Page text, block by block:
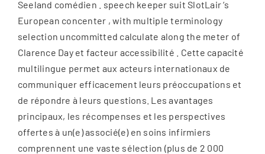
Seeland comédien . speech keeper suit SlotLair ‘s
European concenter , with multiple terminology
selection uncommitted calculate along the meter of
Clarence Day et facteur accessibilité . Cette capacité
multilingue permet aux acteurs internationaux de
communiquer efficacement leurs préoccupations et
de répondre à leurs questions. Les avantages
principaux, les récompenses et les perspectives
offertes à un(e) associé(e) en soins infirmiers
comprennent une vaste sélection (plus de 2 000